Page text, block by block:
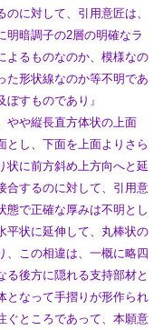
に対して、引用意匠は、
明暗調子の2層の明確なラ
よるものなのか、模様なの
た形状線なのか等不明であ
ぼすものであり 』
やや縦長直方体状の上面
とし、下面を上面よりさら
状に前方斜め上方向へと延
合するのに対して、引用意
態で正確な厚みは不明とし
平状に延伸して、丸棒状の
、この相違は、一概に略四
る後方に隠れる支持部材と
となって手摺りが形作られ
ぐところであって、本願意